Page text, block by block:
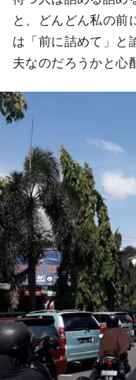
と、どんどん私の前
は「前に詰めて」と
夫なのだろうかと心